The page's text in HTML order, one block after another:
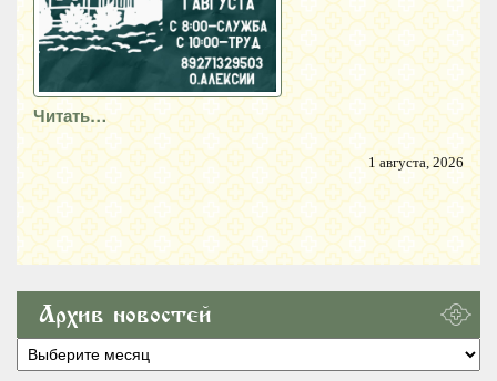
Читать…
1 августа, 2026
Архив новостей
Архив
новостей